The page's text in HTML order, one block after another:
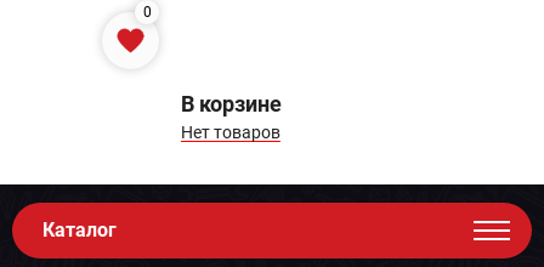
0
В корзине
Нет товаров
Каталог